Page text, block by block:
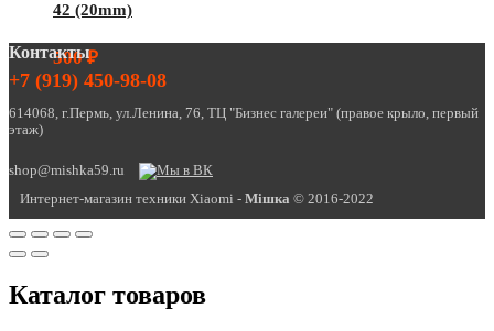
42 (20mm)
500₽
Контакты
+7 (919) 450-98-08
614068, г.Пермь, ул.Ленина, 76, ТЦ "Бизнес галереи" (правое крыло, первый
этаж)
shop@mishka59.ru
Интернет-магазин техники Xiaomi - Miшка © 2016-2022
Каталог товаров